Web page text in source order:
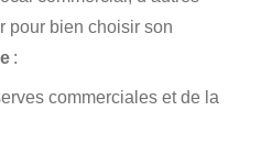
pour bien choisir son
:
commerciales et de la